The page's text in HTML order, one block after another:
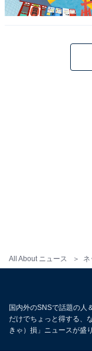
All About ニュース ネ
国内外のSNSで話題の人
だけでちょっと得する、
きゃ）損」ニュースが盛